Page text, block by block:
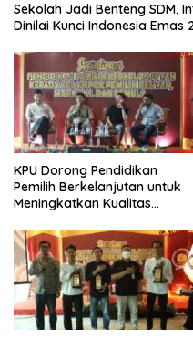
Sekolah Jadi Benteng SDM,
Dinilai Kunci Indonesia Emas
KPU Dorong Pendidikan
Pemilih Berkelanjutan untuk
Meningkatkan Kualitas